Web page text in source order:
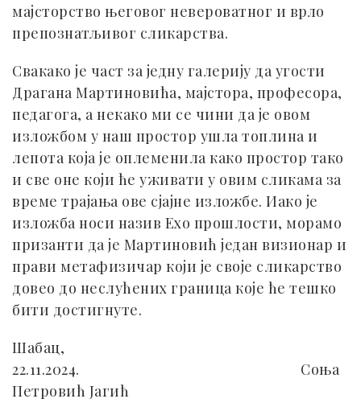
мајсторство његовог невероватног и врло
препознатљивог сликарства.
Свакако је част за једну галерију да угости
Драгана Мартиновића, мајстора, професора,
педагога, а некако ми се чини да је овом
изложбом у наш простор ушла топлина и
лепота која је оплеменила како простор тако
и све оне који ће уживати у овим сликама за
време трајања ове сјајне изложбе. Иако је
изложба носи назив Ехо прошлости, морамо
призанти да је Мартиновић један визионар и
прави метафизичар који је своје сликарство
довео до неслућених граница које ће тешко
бити достигнуте.
Шабац,
22.11.2024. Соња
Петровић Јагић